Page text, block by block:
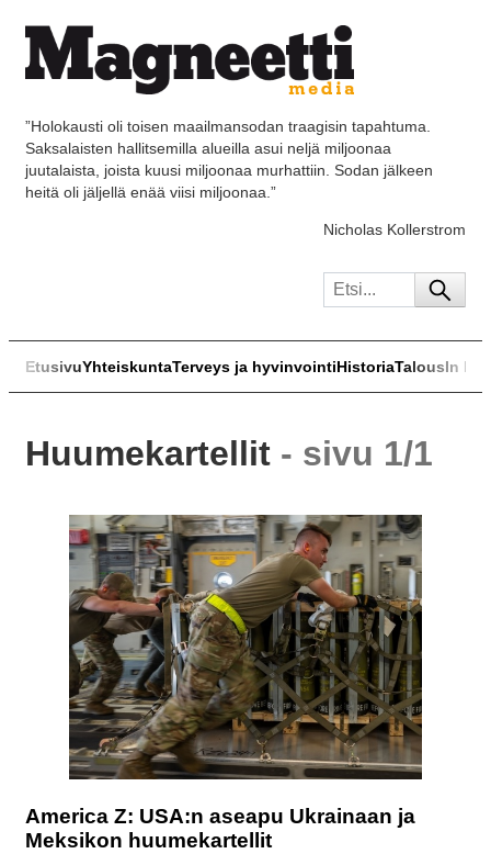
”Holokausti oli toisen maailmansodan traagisin tapahtuma.
Saksalaisten hallitsemilla alueilla asui neljä miljoonaa
juutalaista, joista kuusi miljoonaa murhattiin. Sodan jälkeen
heitä oli jäljellä enää viisi miljoonaa.”
Nicholas Kollerstrom
EtusivuYhteiskuntaTerveys ja hyvinvointiHistoriaTalousIn
Huumekartellit - sivu 1/1
America Z: USA:n aseapu Ukrainaan ja
Meksikon huumekartellit